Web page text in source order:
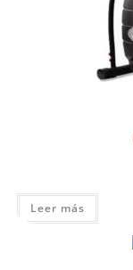
Leer más